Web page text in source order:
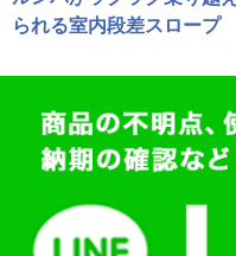
られる室内段差スロープ